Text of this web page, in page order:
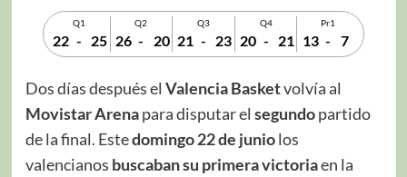
Q1
22 - 25
Q2
26 - 20
Q3
21 - 23
Q4
20 - 21
Pr1
13 - 7
Dos días después el Valencia Basketvolvía al
Movistar Arenapara disputar el segundopartido
de la final. Estedomingo 22 de juniolos
valencianos buscaban su primera victoriaen la